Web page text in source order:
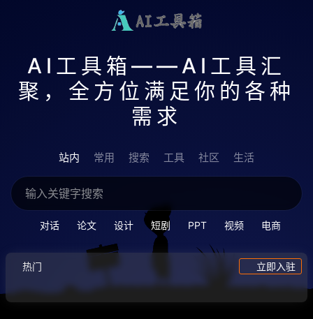
AI工具箱——AI工具汇
聚，全方位满足你的各种
需求
站内 常用 搜索 工具 社区 生活
对话 论文 设计 短剧 PPT 视频 电商
热门 立即入驻